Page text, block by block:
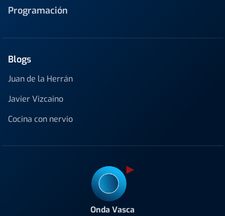
Programación
Blogs
Juan de la Herrán
Javier Vizcaino
Cocina con nervio
Onda Vasca